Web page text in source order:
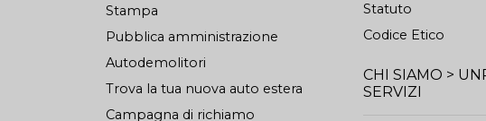
Stampa
Pubblica amministrazione
Autodemolitori
Trova la tua nuova auto estera
Campagna di richiamo
Statuto
Codice Etico
CHI SIAMO >
SERVIZI